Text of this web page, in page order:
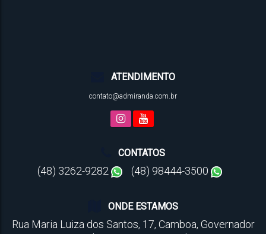
ATENDIMENTO
contato@admiranda.com.br
CONTATOS
(48) 3262-9282 (48) 98444-3500
ONDE ESTAMOS
Rua Maria Luiza dos Santos, 17, Camboa, Governador